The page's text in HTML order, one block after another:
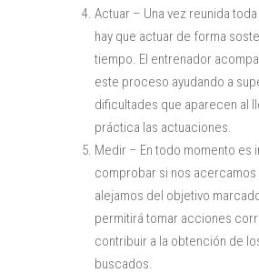
Actuar – Una vez reunida
hay que actuar de forma
tiempo. El entrenador
este proceso ayudando a
dificultades que aparecen al
práctica las actuaciones.
Medir – En todo momento es
comprobar si nos acercamos
alejamos del objetivo
permitirá tomar acciones
contribuir a la obtención de
buscados.